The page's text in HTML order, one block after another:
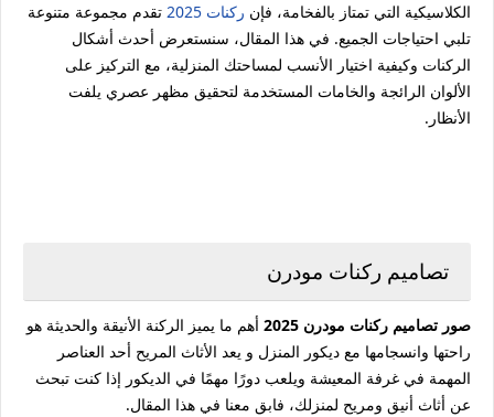
الكلاسيكية التي تمتاز بالفخامة، فإن ركنات 2025
تقدم مجموعة متنوعة
تلبي احتياجات الجميع. في هذا المقال، سنستعرض أحدث أشكال
الركنات وكيفية اختيار الأنسب لمساحتك المنزلية، مع التركيز على
الألوان الرائجة والخامات المستخدمة لتحقيق مظهر عصري يلفت
الأنظار.
تصاميم ركنات مودرن
صور تصاميم ركنات مودرن 2025
أهم ما يميز الركنة الأنيقة والحديثة هو
راحتها وانسجامها مع ديكور المنزل و يعد الأثاث المريح أحد العناصر
المهمة في غرفة المعيشة ويلعب دورًا مهمًا في الديكور إذا كنت تبحث
عن أثاث أنيق ومريح لمنزلك، فابق معنا في هذا المقال.